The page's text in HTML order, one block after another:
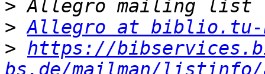
>
> Allegro at biblio.tu-
> https://
bs.de/mailman/